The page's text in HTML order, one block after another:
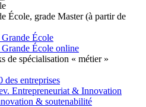
École, grade Master (à partir de
École
École online
de spécialisation « métier »
des entreprises
Entrepreneuriat & Innovation
& soutenabilité